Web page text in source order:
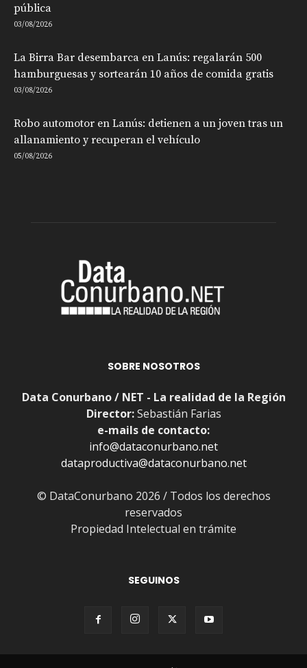
pública
03/08/2026
La Birra Bar desembarca en Lanús: regalarán 500
hamburguesas y sortearán 10 años de comida gratis
03/08/2026
Robo automotor en Lanús: detienen a un joven tras un
allanamiento y recuperan el vehículo
05/08/2026
SOBRE NOSOTROS
Data Conurbano / NET - La realidad de la Región
Director:Sebastián Farias
e-mails de contacto:
info@dataconurbano.net
dataproductiva@dataconurbano.net
© DataConurbano 2026 / Todos los derechos
reservados
Propiedad Intelectual en trámite
SEGUINOS